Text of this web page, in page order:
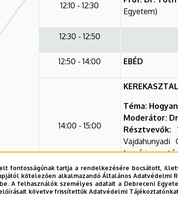
12:10 - 12:30
Egyetem)
12:30 - 12:50
12:50 - 14:00 EBÉD
14:00 - 15:00
Téma:
Moderátor:
Résztvevők:
Kft.), Dr. Fehér
15:00 Kérdések
fontosságúnak tartja a rendelkezésére bocsátott,
kötelezően alkalmazandó Általános
A felhasználók személyes adatait a Debreceni
előírásait követve frissítettük Adatvédelmi